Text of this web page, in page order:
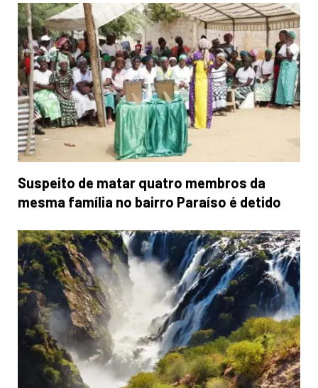
Suspeito de matar quatro membros da
mesma família no bairro Paraíso é detido